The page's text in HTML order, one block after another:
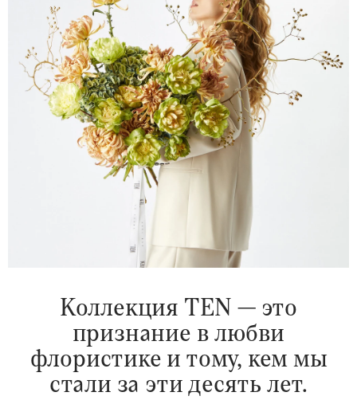
Коллекция TEN — это
признание в любви
флористике и тому, кем мы
стали за эти десять лет.